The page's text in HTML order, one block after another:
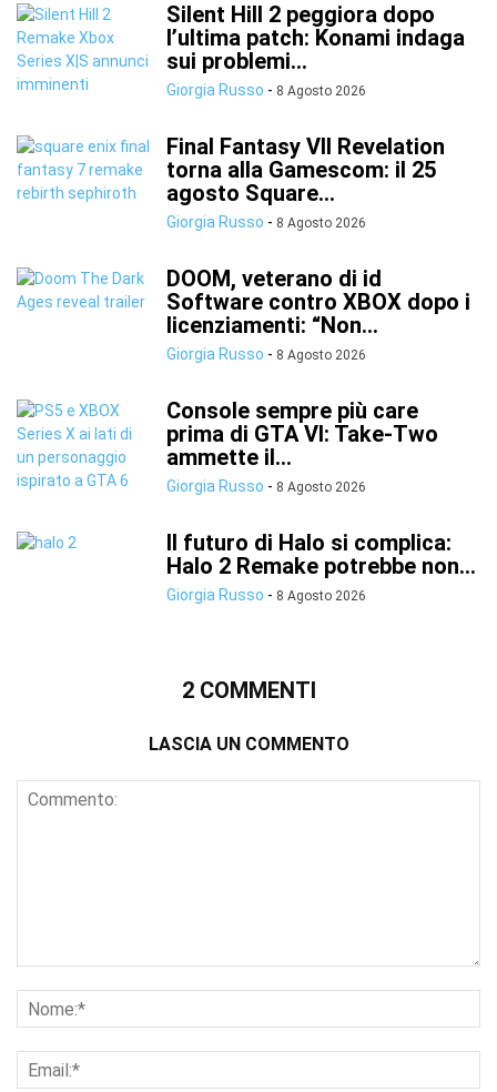
Silent Hill 2 peggiora dopo
l’ultima patch: Konami indaga
sui problemi...
Giorgia Russo - 8 Agosto 2026
Final Fantasy VII Revelation
torna alla Gamescom: il 25
agosto Square...
Giorgia Russo - 8 Agosto 2026
DOOM, veterano di id
Software contro XBOX dopo i
licenziamenti: “Non...
Giorgia Russo - 8 Agosto 2026
Console sempre più care
prima di GTA VI: Take-Two
ammette il...
Giorgia Russo - 8 Agosto 2026
Il futuro di Halo si complica:
Halo 2 Remake potrebbe non...
Giorgia Russo - 8 Agosto 2026
2 COMMENTI
LASCIA UN COMMENTO